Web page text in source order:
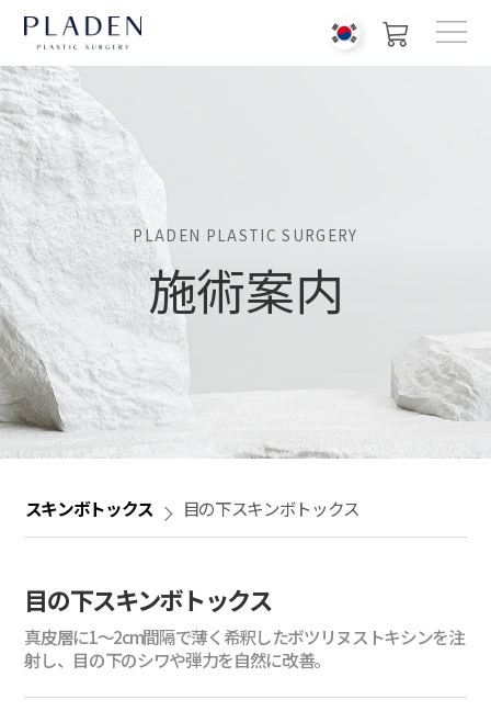
PLADEN PLASTIC SURGERY
施術案内
スキンボトックス 目の下スキンボトックス
目の下スキンボトックス
真皮層に1～2cm間隔で薄く希釈したボツリヌストキシンを注
射し、目の下のシワや弾力を自然に改善。